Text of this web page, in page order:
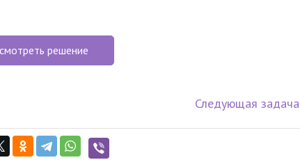
решение
Следующая задача